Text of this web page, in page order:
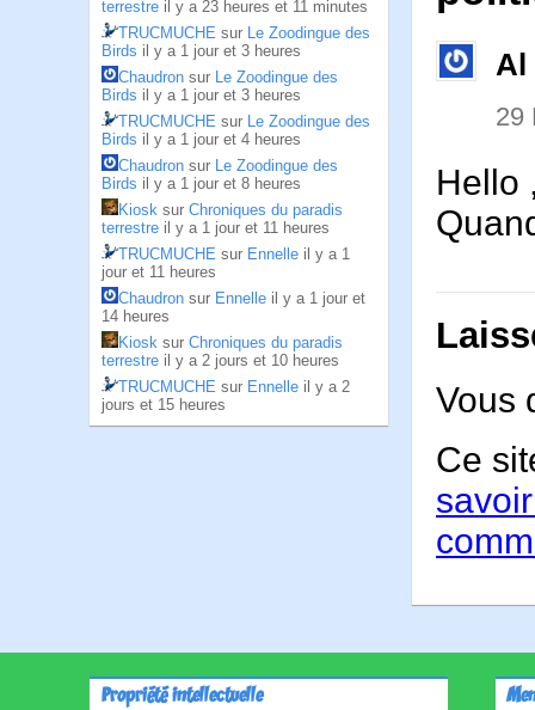
terrestre il y a 23 heures et 11 minutes
TRUCMUCHE sur Le Zoodingue des
Birds il y a 1 jour et 3 heures
Chaudron sur Le Zoodingue des
Birds il y a 1 jour et 3 heures
TRUCMUCHE sur Le Zoodingue des
Birds il y a 1 jour et 4 heures
Chaudron sur Le Zoodingue des
Birds il y a 1 jour et 8 heures
Kiosk sur Chroniques du paradis
terrestre il y a 1 jour et 11 heures
TRUCMUCHE sur Ennelle il y a 1
jour et 11 heures
Chaudron sur Ennelle il y a 1 jour et
14 heures
Kiosk sur Chroniques du paradis
terrestre il y a 2 jours et 10 heures
TRUCMUCHE sur Ennelle il y a 2
jours et 15 heures
Al
29
Hello
Vous
Ce
Propriété intellectuelle